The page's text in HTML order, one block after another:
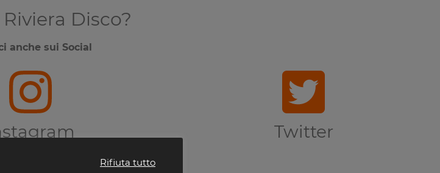
Disco?
anche sui Social
Twitter
Rifiuta tutto